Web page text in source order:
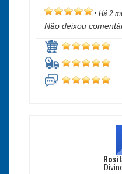
• Há 2
Não deixou